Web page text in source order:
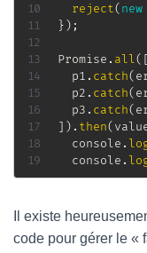
reject(new
}) ;
Promise . all( [
  p1
. catch(
  p2
. catch(
  p3
. catch(
] ) . then(
  console
.
  console
.
Il existe
code pour gérer le «